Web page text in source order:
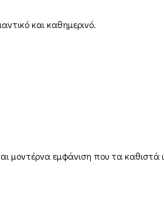
και καθημερινό.
μοντέρνα εμφάνιση που τα καθιστά